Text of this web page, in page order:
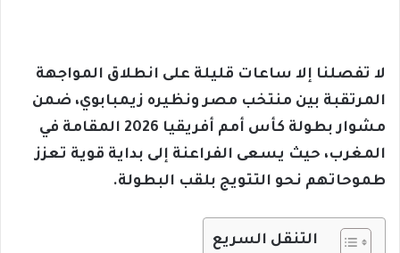
لا تفصلنا إلا ساعات قليلة على انطلاق المواجهة
المرتقبة بين منتخب مصر ونظيره زيمبابوي، ضمن
مشوار بطولة كأس أمم أفريقيا 2026 المقامة في
المغرب، حيث يسعى الفراعنة إلى بداية قوية تعزز
طموحاتهم نحو التتويج بلقب البطولة.
التنقل السريع